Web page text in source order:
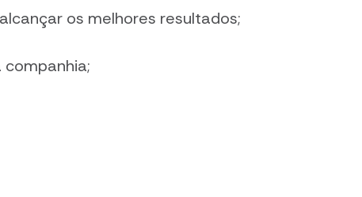
os melhores resultados;